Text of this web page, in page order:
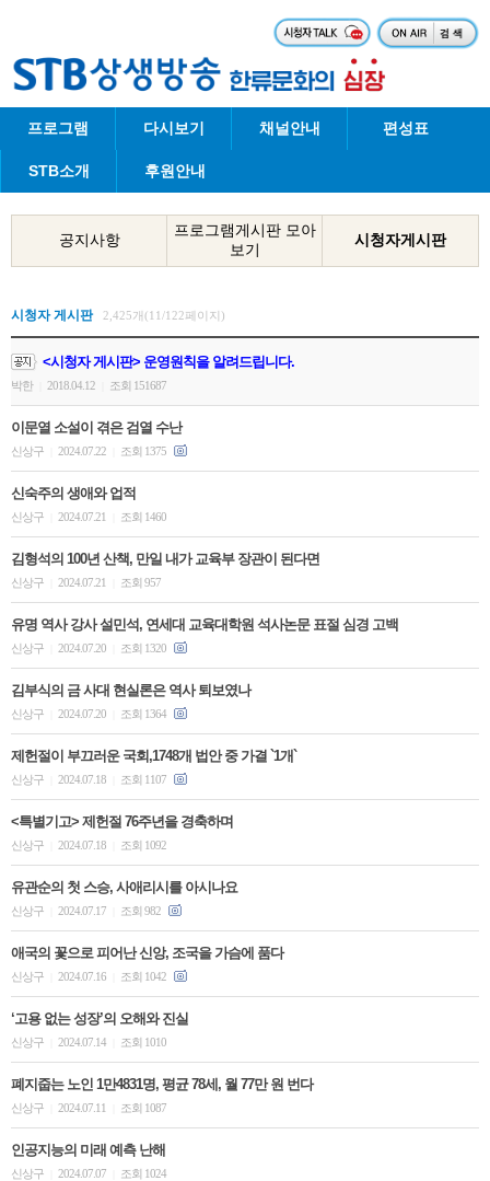
프로그램 다시보기 채널안내 편성표
STB소개 후원안내
공지사항
프로그램게시판 모아
보기
시청자게시판
시청자 게시판 2,425개(11/122페이지)
<시청자 게시판> 운영원칙을 알려드립니다.
박한 2018.04.12 조회 151687
이문열 소설이 겪은 검열 수난
신상구 2024.07.22 조회 1375
신숙주의 생애와 업적
신상구 2024.07.21 조회 1460
김형석의 100년 산책, 만일 내가 교육부 장관이 된다면
신상구 2024.07.21 조회 957
유명 역사 강사 설민석, 연세대 교육대학원 석사논문 표절 심경 고백
신상구 2024.07.20 조회 1320
김부식의 금 사대 현실론은 역사 퇴보였나
신상구 2024.07.20 조회 1364
제헌절이 부끄러운 국회,1748개 법안 중 가결 `1개`
신상구 2024.07.18 조회 1107
<특별기고> 제헌절 76주년을 경축하며
신상구 2024.07.18 조회 1092
유관순의 첫 스승, 사애리시를 아시나요
신상구 2024.07.17 조회 982
애국의 꽃으로 피어난 신앙, 조국을 가슴에 품다
신상구 2024.07.16 조회 1042
‘고용 없는 성장’의 오해와 진실
신상구 2024.07.14 조회 1010
폐지줍는 노인 1만4831명, 평균 78세, 월 77만 원 번다
신상구 2024.07.11 조회 1087
인공지능의 미래 예측 난해
신상구 2024.07.07 조회 1024